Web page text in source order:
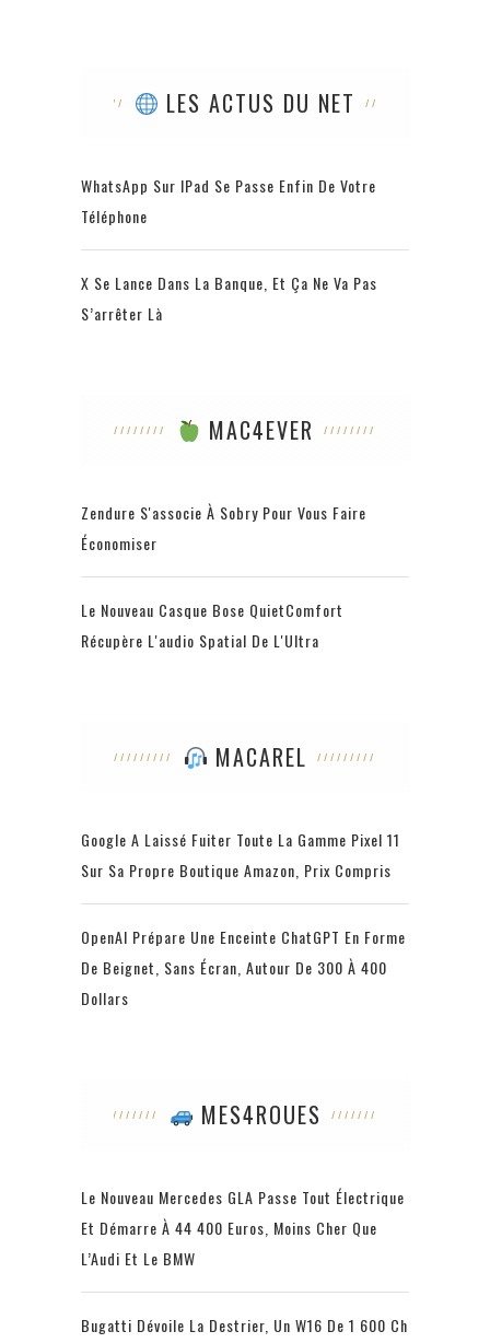
LES ACTUS DU NET
WhatsApp Sur IPad Se Passe Enfin De Votre
Téléphone
X Se Lance Dans La Banque, Et Ça Ne Va Pas
S’arrêter Là
MAC4EVER
Zendure S'associe À Sobry Pour Vous Faire
Économiser
Le Nouveau Casque Bose QuietComfort
Récupère L'audio Spatial De L'Ultra
MACAREL
Google A Laissé Fuiter Toute La Gamme Pixel 11
Sur Sa Propre Boutique Amazon, Prix Compris
OpenAI Prépare Une Enceinte ChatGPT En Forme
De Beignet, Sans Écran, Autour De 300 À 400
Dollars
MES4ROUES
Le Nouveau Mercedes GLA Passe Tout Électrique
Et Démarre À 44 400 Euros, Moins Cher Que
L’Audi Et Le BMW
Bugatti Dévoile La Destrier, Un W16 De 1 600 Ch